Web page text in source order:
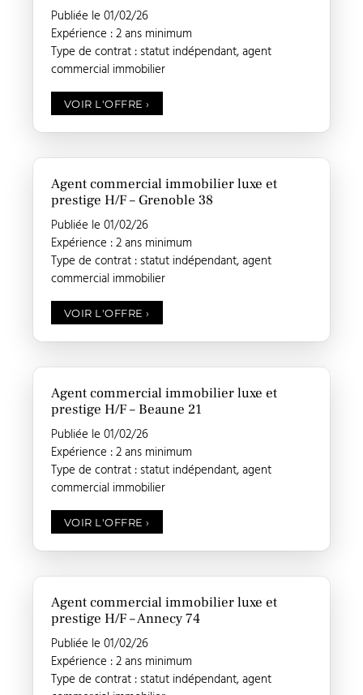
Publiée le 01/02/26
Expérience : 2 ans minimum
Type de contrat : statut indépendant, agent
commercial immobilier
VOIR L'OFFRE›
Agent commercial immobilier luxe et
prestige H/F – Grenoble 38
Publiée le 01/02/26
Expérience : 2 ans minimum
Type de contrat : statut indépendant, agent
commercial immobilier
VOIR L'OFFRE›
Agent commercial immobilier luxe et
prestige H/F – Beaune 21
Publiée le 01/02/26
Expérience : 2 ans minimum
Type de contrat : statut indépendant, agent
commercial immobilier
VOIR L'OFFRE›
Agent commercial immobilier luxe et
prestige H/F – Annecy 74
Publiée le 01/02/26
Expérience : 2 ans minimum
Type de contrat : statut indépendant, agent